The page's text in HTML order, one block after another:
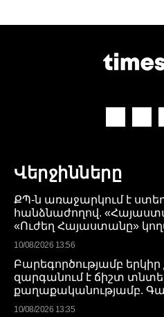
Վերջինները
ՔՊ-ն առաջարկում է
հանձնաժողով.
«Ուժեղ Հայաստանը»
10/08/2026 13:56
Բարեգործությամբ
զարգանում է ճիշտ
քաղաքականությամբ.
10/08/2026 13:35